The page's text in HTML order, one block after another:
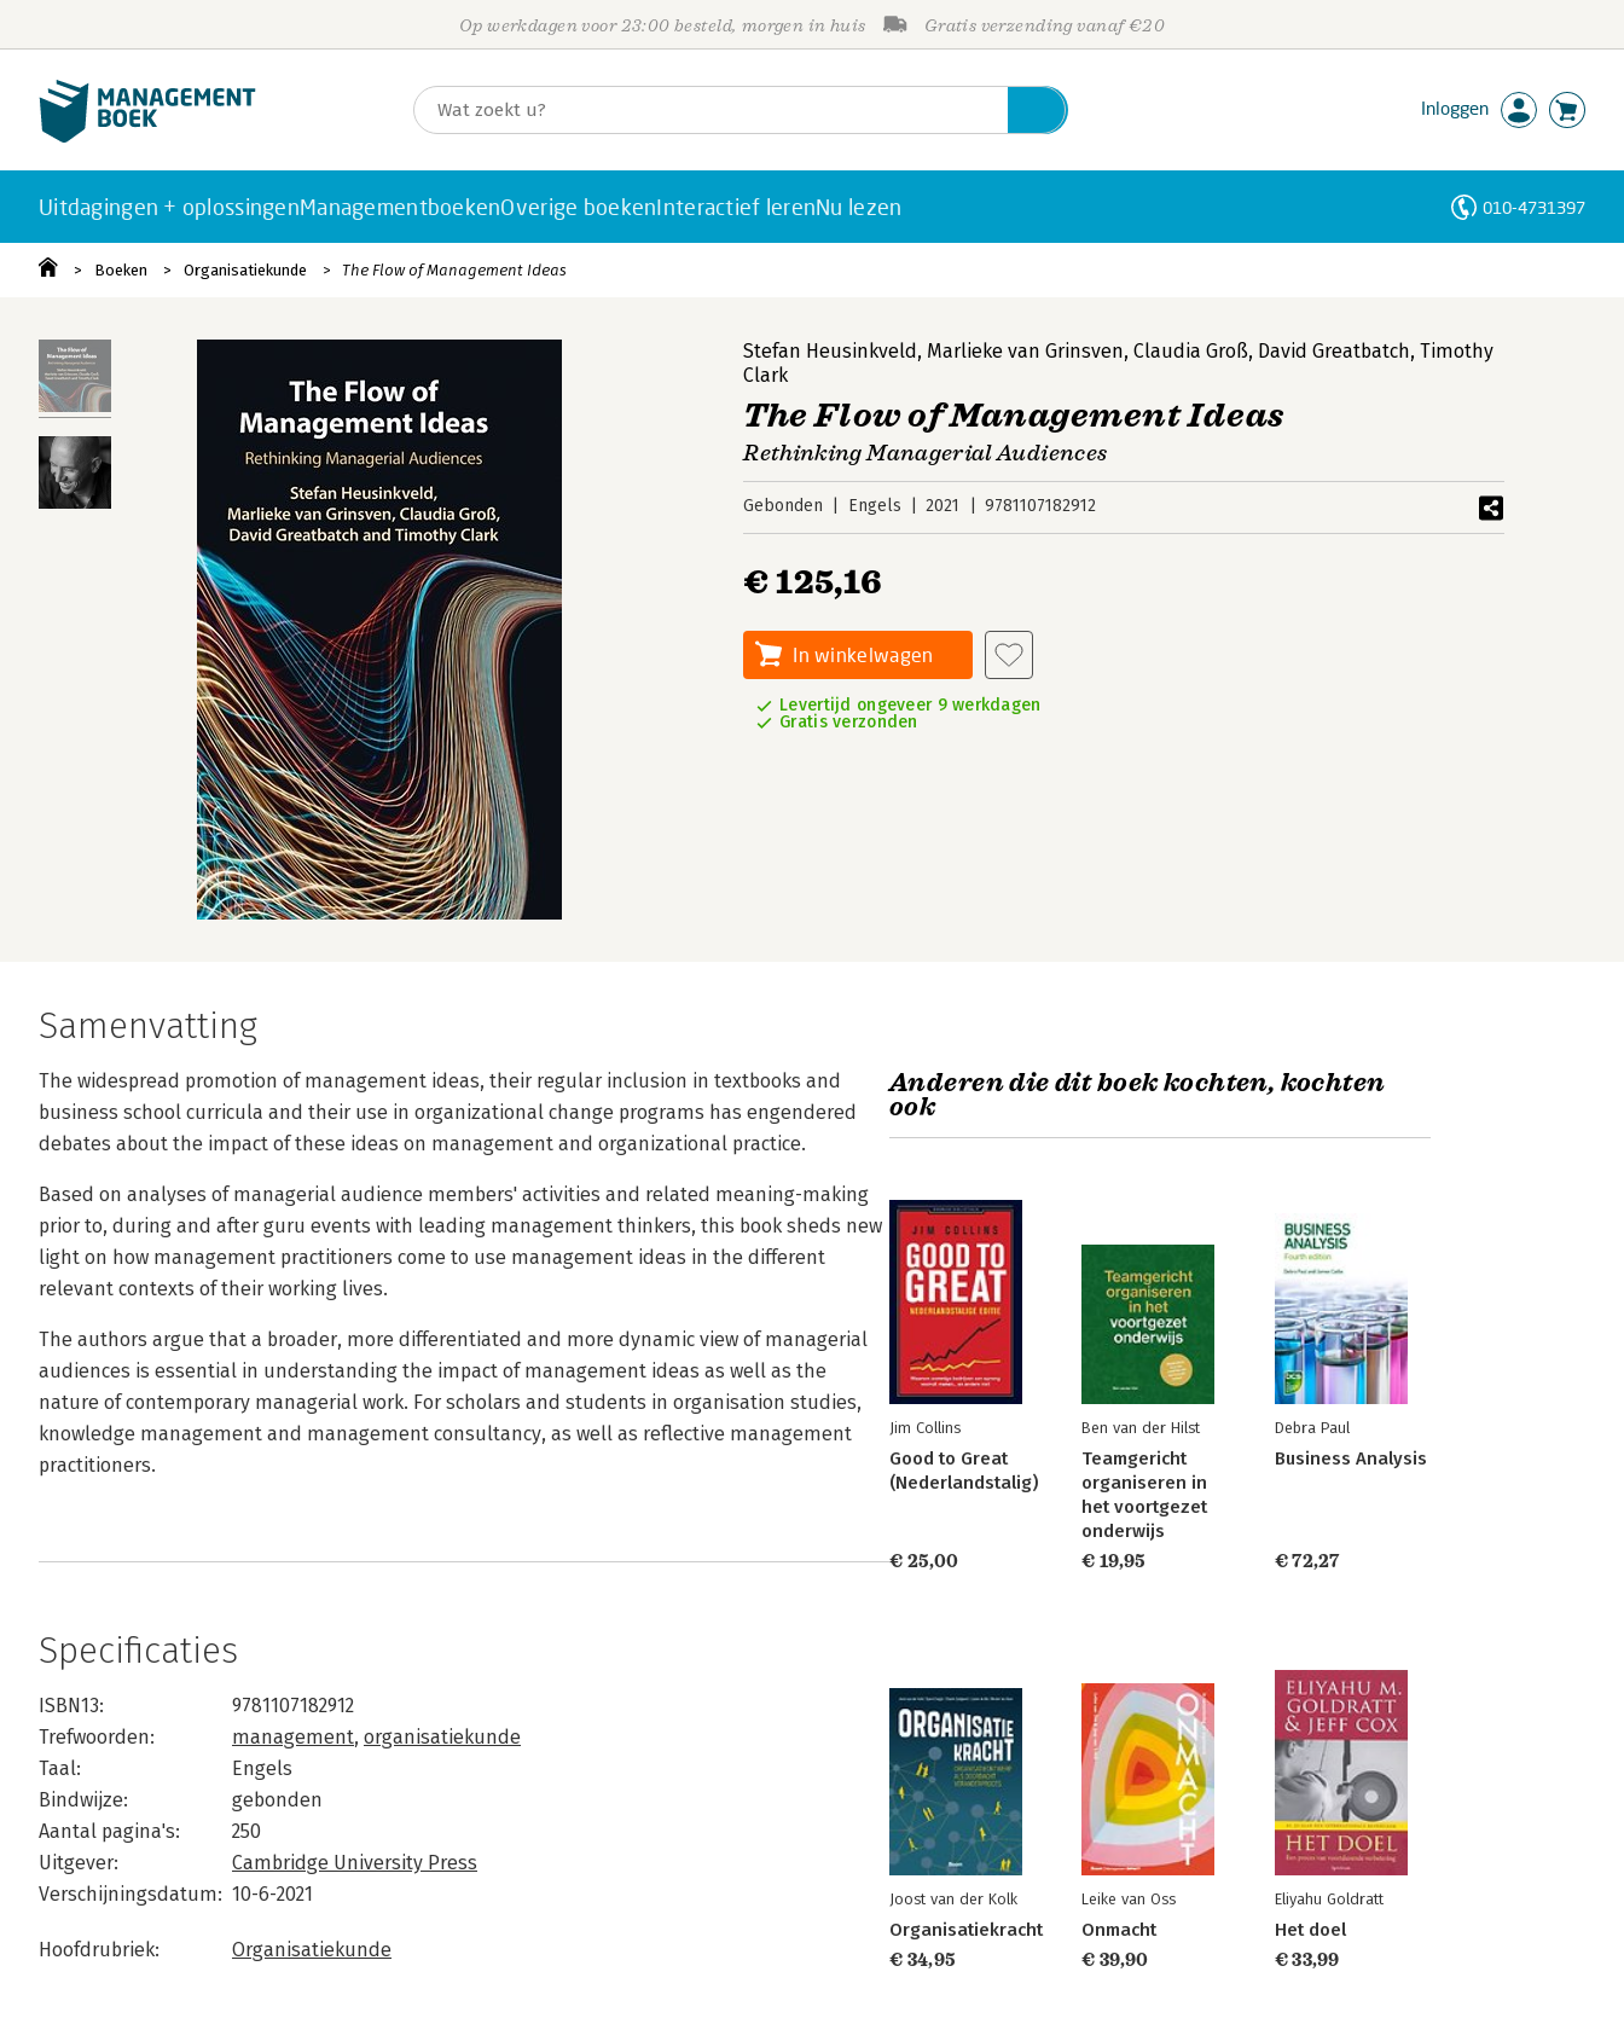
Op werkdagen voor 23:00 besteld, morgen in huis Gratis verzending vanaf €20
Inloggen
Uitdagingen + oplossingenManagementboekenOverige boekenInteractief lerenNu lezen 010-4731397
Boeken Organisatiekunde The Flow of Management Ideas
Stefan Heusinkveld, Marlieke van Grinsven,Claudia Groß, David Greatbatch,Timothy
Clark
The Flow of Management Ideas
Rethinking Managerial Audiences
Gebonden Engels 2021 9781107182912
€ 125,16
In winkelwagen
Levertijd ongeveer 9 werkdagen
Gratis verzonden
Samenvatting
The widespread promotion of management ideas, their regular inclusion in textbooks and
business school curricula and their use in organizational change programs has engendered
debates about the impact of these ideas on management and organizational practice.
Based on analyses of managerial audience members' activities and related meaning-making
prior to, during and after guru events with leading management thinkers, this book sheds new
light on how management practitioners come to use management ideas in the different
relevant contexts of their working lives.
The authors argue that a broader, more differentiated and more dynamic view of managerial
audiences is essential in understanding the impact of management ideas as well as the
nature of contemporary managerial work. For scholars and students in organisation studies,
knowledge management and management consultancy, as well as reflective management
practitioners.
Specificaties
ISBN13:
9781107182912
Trefwoorden:
management, organisatiekunde
Taal:
Engels
Bindwijze:
gebonden
Aantal pagina's:
250
Uitgever:
Cambridge University Press
Verschijningsdatum: 10-6-2021
Hoofdrubriek: Organisatiekunde
Anderen die dit boek kochten, kochten
ook
Jim Collins
Good to Great
(Nederlandstalig)
€ 25,00
Ben van der Hilst
Teamgericht
organiseren in
het voortgezet
onderwijs
€ 19,95
Debra Paul
Business Analysis
€ 72,27
Joost van der Kolk
Organisatiekracht
€ 34,95
Leike van Oss
Onmacht
€ 39,90
Eliyahu Goldratt
Het doel
€ 33,99
Personen